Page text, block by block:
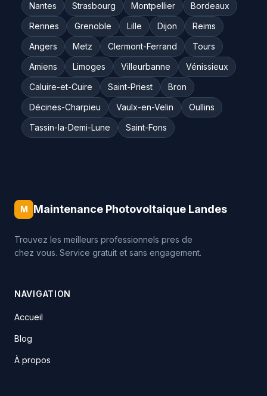
Nantes
Strasbourg Montpellier
Bordeaux
Rennes
Grenoble Lille Dijon
Reims
Angers
Metz Clermont-Ferrand
Tours
Amiens
Limoges Villeurbanne
Vénissieux
Caluire-et-Cuire
Saint-Priest
Bron
Décines-Charpieu
Vaulx-en-Velin
Oullins
Tassin-la-Demi-Lune
Saint-Fons
M Maintenance Photovoltaique Landes
Trouvez les meilleurs professionnels pres de
chez vous. Service gratuit et sans engagement.
NAVIGATION
Accueil
Blog
À propos